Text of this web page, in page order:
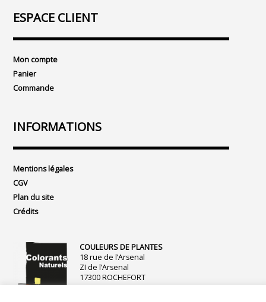
ESPACE CLIENT
Mon compte
Panier
Commande
INFORMATIONS
Mentions légales
CGV
Plan du site
Crédits
COULEURS DE PLANTES
18 rue de l’Arsenal
ZI de l’Arsenal
17300 ROCHEFORT